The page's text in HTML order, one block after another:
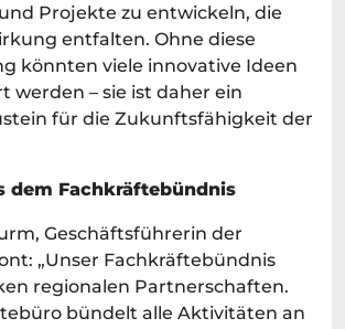
Projekte zu entwickeln, die
entfalten. Ohne diese
könnten viele innovative Ideen
werden – sie ist daher ein
für die Zukunftsfähigkeit der
dem Fachkräftebündnis
Geschäftsführerin der
„Unser Fachkräftebündnis
regionalen Partnerschaften.
bündelt alle Aktivitäten an